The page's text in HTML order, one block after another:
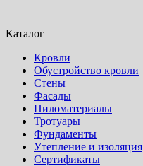
Каталог
Кровли
Обустройство кровли
Стены
Фасады
Пиломатериалы
Тротуары
Фундаменты
Утепление и изоляция
Сертификаты